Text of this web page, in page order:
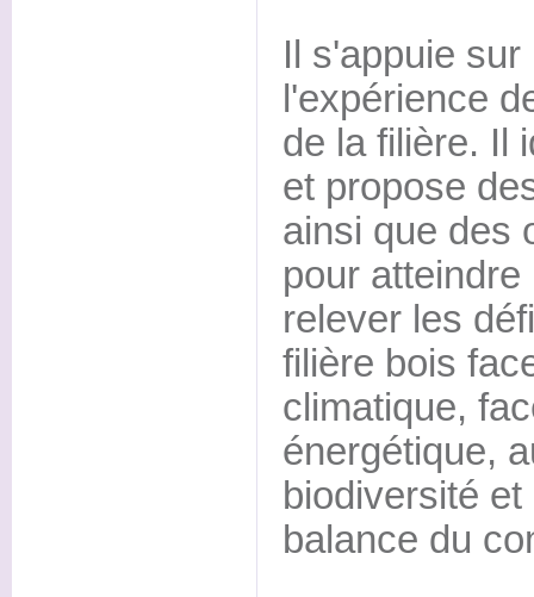
Il s'appuie
l'expérience
de la filière. Il
et propose
ainsi que des
pour
relever les
filière bois
climatique,
énergétique,
biodiversité
balance du